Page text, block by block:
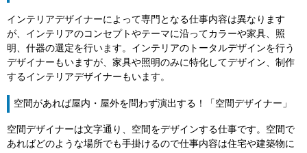
インテリアデザイナーによって専門となる仕事内容は異なります
が、インテリアのコンセプトやテーマに沿ってカラーや家具、照
明、什器の選定を行います。インテリアのトータルデザインを行う
デザイナーもいますが、家具や照明のみに特化してデザイン、制作
するインテリアデザイナーもいます。
空間があれば屋内・屋外を問わず演出する！「空間デザイナー」
空間デザイナーは文字通り、空間をデザインする仕事です。空間で
あればどのような場所でも手掛けるので仕事内容は住宅や建築物に